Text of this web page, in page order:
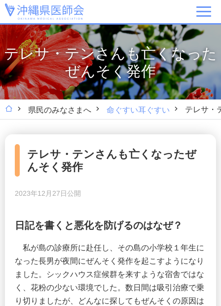
テレサ・テンさんも亡くなった
ぜんそく発作
県民のみなさまへ 命ぐすい耳ぐすい テレサ・
テレサ・テンさんも亡くなったぜ
んそく発作
2023年12月27日公開
日記を書くと悪化を防げるのはなぜ？
私が島の診療所に赴任し、その島の小学校１年生に
なった長男が夜間にぜんそく発作を起こすようになり
ました。シックハウス症候群を来すような宿舎ではな
く、花粉の少ない環境でした。数日間は吸引治療で乗
り切りましたが、どんなに探してもぜんそくの原因は